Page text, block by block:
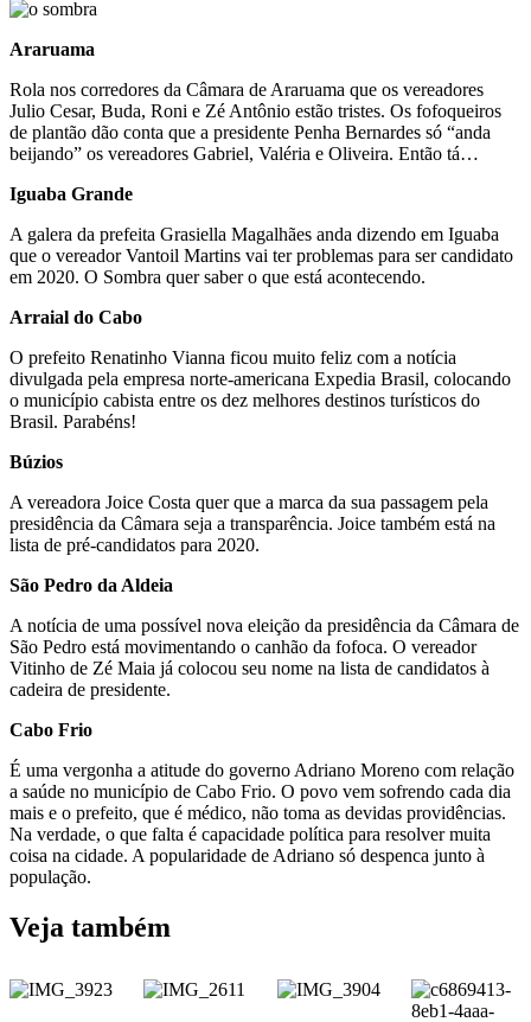
Araruama
Rola nos corredores da Câmara de Araruama que os vereadores
Julio Cesar, Buda, Roni e Zé Antônio estão tristes. Os fofoqueiros
de plantão dão conta que a presidente Penha Bernardes só “anda
beijando” os vereadores Gabriel, Valéria e Oliveira. Então tá…
Iguaba Grande
A galera da prefeita Grasiella Magalhães anda dizendo em Iguaba
que o vereador Vantoil Martins vai ter problemas para ser candidato
em 2020. O Sombra quer saber o que está acontecendo.
Arraial do Cabo
O prefeito Renatinho Vianna ficou muito feliz com a notícia
divulgada pela empresa norte-americana Expedia Brasil, colocando
o município cabista entre os dez melhores destinos turísticos do
Brasil. Parabéns!
Búzios
A vereadora Joice Costa quer que a marca da sua passagem pela
presidência da Câmara seja a transparência. Joice também está na
lista de pré-candidatos para 2020.
São Pedro da Aldeia
A notícia de uma possível nova eleição da presidência da Câmara de
São Pedro está movimentando o canhão da fofoca. O vereador
Vitinho de Zé Maia já colocou seu nome na lista de candidatos à
cadeira de presidente.
Cabo Frio
É uma vergonha a atitude do governo Adriano Moreno com relação
a saúde no município de Cabo Frio. O povo vem sofrendo cada dia
mais e o prefeito, que é médico, não toma as devidas providências.
Na verdade, o que falta é capacidade política para resolver muita
coisa na cidade. A popularidade de Adriano só despenca junto à
população.
Veja também